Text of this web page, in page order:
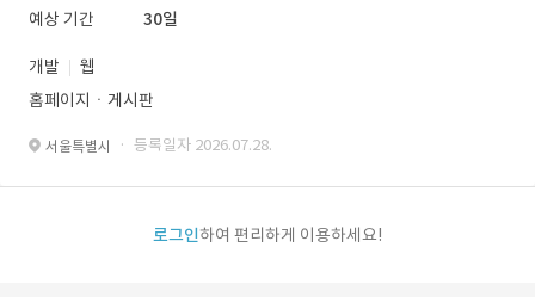
예상 기간
30일
개발
웹
홈페이지ㆍ게시판
서울특별시 · 등록일자 2026.07.28.
로그인하여 편리하게 이용하세요!